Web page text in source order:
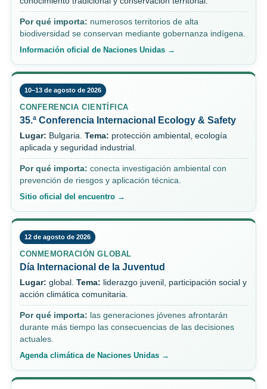
Por qué importa: numerosos territorios de alta
biodiversidad se conservan mediante gobernanza indígena.
Información oficial de Naciones Unidas →
10–13 de agosto de 2026
CONFERENCIA CIENTÍFICA
35.ª Conferencia Internacional Ecology & Safety
Lugar: Bulgaria. Tema: protección ambiental, ecología
aplicada y seguridad industrial.
Por qué importa: conecta investigación ambiental con
prevención de riesgos y aplicación técnica.
Sitio oficial del encuentro →
12 de agosto de 2026
CONMEMORACIÓN GLOBAL
Día Internacional de la Juventud
Lugar: global. Tema: liderazgo juvenil, participación social y
acción climática comunitaria.
Por qué importa: las generaciones jóvenes afrontarán
durante más tiempo las consecuencias de las decisiones
actuales.
Agenda climática de Naciones Unidas →